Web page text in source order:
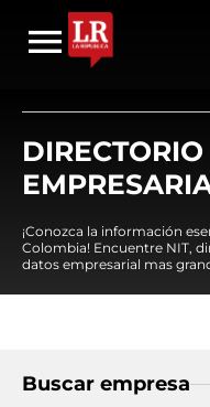
¡Conozca la información
Colombia! Encuentre NIT,
datos empresarial mas
Buscar empresa